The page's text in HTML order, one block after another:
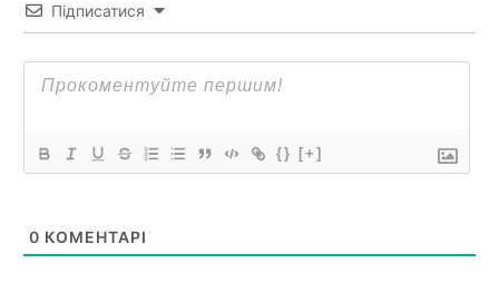
Підписатися
{} [+]
0 КОМЕНТАРІ